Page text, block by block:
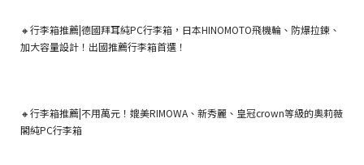
🔸行李箱推薦|德國拜耳純PC行李箱，日本HINOMOTO飛機輪、防爆拉鍊、
加大容量設計！出國推薦行李箱首選！
🔸行李箱推薦|不用萬元！媲美RIMOWA、新秀麗、皇冠crown等級的奧莉薇
閣純PC行李箱